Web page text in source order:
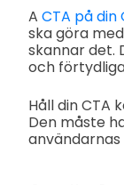
A CTA på din
ska göra
skannar det.
och
Håll din CTA
Den måste